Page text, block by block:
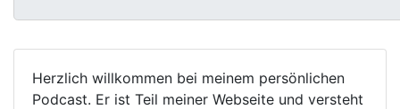
Herzlich willkommen bei meinem persönlichen
Podcast. Er ist Teil meiner Webseite und versteht